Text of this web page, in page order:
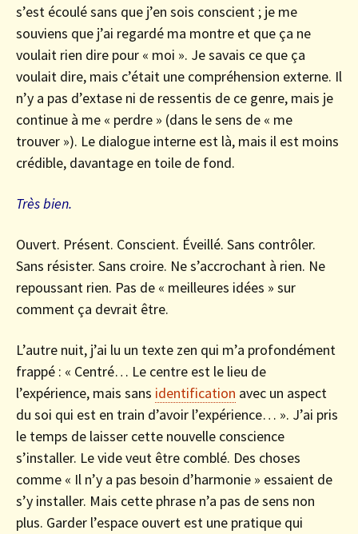
s’est écoulé sans que j’en sois conscient ; je me
souviens que j’ai regardé ma montre et que ça ne
voulait rien dire pour « moi ». Je savais ce que ça
voulait dire, mais c’était une compréhension externe. Il
n’y a pas d’extase ni de ressentis de ce genre, mais je
continue à me « perdre » (dans le sens de « me
trouver »). Le dialogue interne est là, mais il est moins
crédible, davantage en toile de fond.
Très bien.
Ouvert. Présent. Conscient. Éveillé. Sans contrôler.
Sans résister. Sans croire. Ne s’accrochant à rien. Ne
repoussant rien. Pas de « meilleures idées » sur
comment ça devrait être.
L’autre nuit, j’ai lu un texte zen qui m’a profondément
frappé : « Centré… Le centre est le lieu de
l’expérience, mais sans identification avec un aspect
du soi qui est en train d’avoir l’expérience… ». J’ai pris
le temps de laisser cette nouvelle conscience
s’installer. Le vide veut être comblé. Des choses
comme « Il n’y a pas besoin d’harmonie » essaient de
s’y installer. Mais cette phrase n’a pas de sens non
plus. Garder l’espace ouvert est une pratique qui